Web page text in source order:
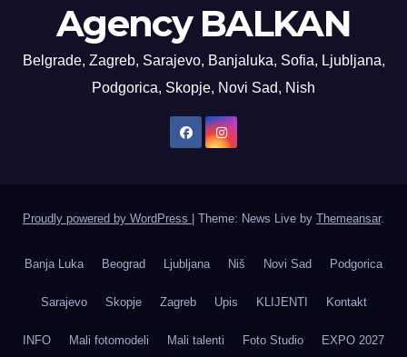
Agency BALKAN
Belgrade, Zagreb, Sarajevo, Banjaluka, Sofia, Ljubljana,
Podgorica, Skopje, Novi Sad, Nish
Proudly powered by WordPress Theme: News Live by Themeansar.
Banja Luka Beograd Ljubljana Niš Novi Sad Podgorica
Sarajevo Skopje Zagreb Upis KLIJENTI Kontakt
INFO Mali fotomodeli Mali talenti Foto Studio EXPO 2027